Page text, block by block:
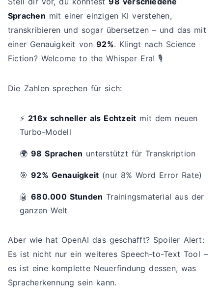
Sprachen mit einer einzigen KI verstehen,
transkribieren und sogar übersetzen – und das mit
einer Genauigkeit von92%. Klingt nach Science
Fiction? Welcome to the Whisper Era! 🎙️
Die Zahlen sprechen für sich:
⚡ 216x schneller als Echtzeit mit dem neuen
Turbo-Modell
🌍98 Sprachen unterstützt für Transkription
🎯92% Genauigkeit (nur 8% Word Error Rate)
🤖680.000 Stunden Trainingsmaterial aus der
ganzen Welt
Aber wie hat OpenAI das geschafft? Spoiler Alert:
Es ist nicht nur ein weiteres Speech-to-Text Tool –
es ist eine komplette Neuerfindung dessen, was
Spracherkennung sein kann.